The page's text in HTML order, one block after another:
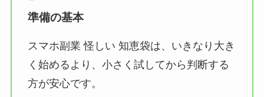
準備の基本
スマホ副業 怪しい 知恵袋は、いきなり大き
く始めるより、小さく試してから判断する
方が安心です。